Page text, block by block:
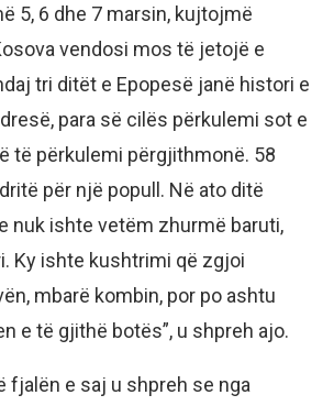
5, 6 dhe 7 marsin, kujtojmë
vendosi mos të jetojë e
tri ditët e Epopesë janë histori e
para së cilës përkulemi sot e
të përkulemi përgjithmonë. 58
për një popull. Në ato ditë
nuk ishte vetëm zhurmë baruti,
Ky ishte kushtrimi që zgjoi
mbarë kombin, por po ashtu
e të gjithë botës”, u shpreh ajo.
fjalën e saj u shpreh se nga